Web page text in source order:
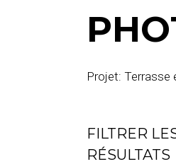
Projet: Terrasse
FILTRER
RÉSULTATS